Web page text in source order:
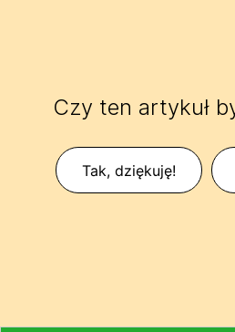
Czy ten artykuł
Tak, dziękuję!